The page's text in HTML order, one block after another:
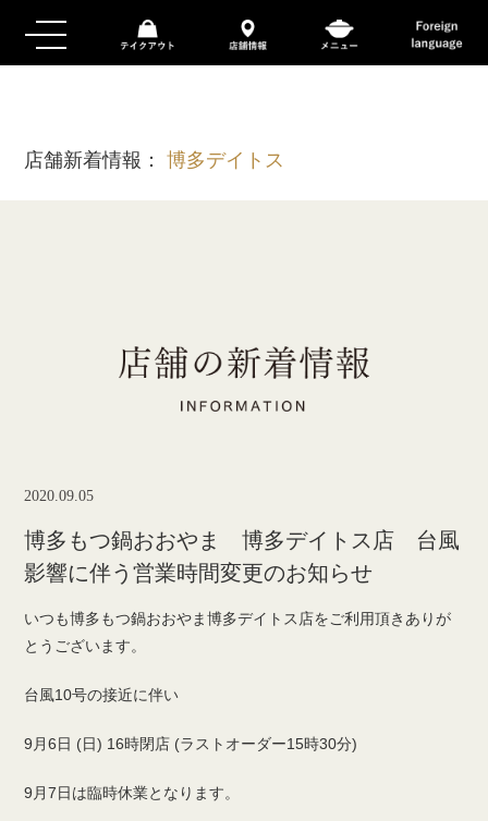
店舗新着情報：博多デイトス
2020.09.05
博多もつ鍋おおやま 博多デイトス店 台風
影響に伴う営業時間変更のお知らせ
いつも博多もつ鍋おおやま博多デイトス店をご利用頂きありが
とうございます。
台風10号の接近に伴い
9月6日 (日) 16時閉店 (ラストオーダー15時30分)
9月7日は臨時休業となります。